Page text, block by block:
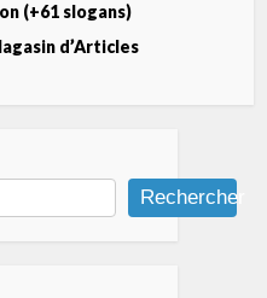
(+61 slogans)
d’Articles
Rechercher